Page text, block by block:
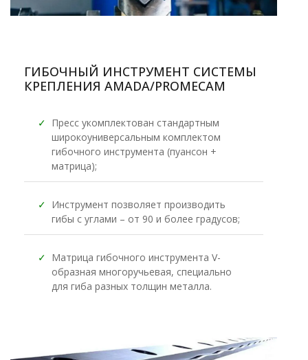
ГИБОЧНЫЙ ИНСТРУМЕНТ СИСТЕМЫ
КРЕПЛЕНИЯ AMADA/PROMECAM
✓ Пресс укомплектован стандартным
широкоуниверсальным комплектом
гибочного инструмента (пуансон +
матрица);
✓ Инструмент позволяет производить
гибы с углами – от 90 и более градусов;
✓ Матрица гибочного инструмента V-
образная многоручьевая, специально
для гиба разных толщин металла.